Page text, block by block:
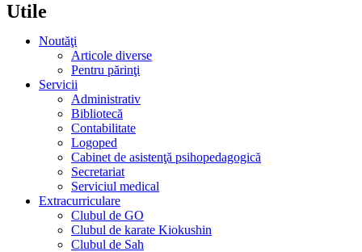
Utile
Noutăţi
Articole diverse
Pentru părinţi
Servicii
Administrativ
Bibliotecă
Contabilitate
Logoped
Cabinet de asistenţă psihopedagogică
Secretariat
Serviciul medical
Extracurriculare
Clubul de GO
Clubul de karate Kiokushin
Clubul de Sah